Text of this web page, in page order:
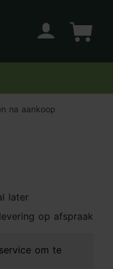
na aankoop
later
op afspraak
om te